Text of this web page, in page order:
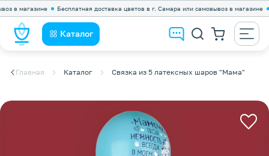
магазине Бесплатная доставка цветов в г. Самара или самовывоз в магазине
Каталог
Главная Каталог Связка из 5 латексных шаров "Мама"